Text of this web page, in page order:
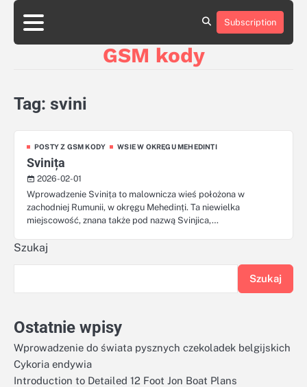
Skip
content
aluminumboatplans.com
dobra-
ujednoznaczniające
aluminumboatplans.com
dobra-
ujednoznaczniające
Kontakt
Kontakt
Subscription
GSM kody
Tag: svini
POSTY Z GSM KODY WSIE W OKRĘGU MEHEDINȚI
Svinița
2026-02-01
Wprowadzenie Svinița to malownicza wieś położona w
zachodniej Rumunii, w okręgu Mehedinți. Ta niewielka
miejscowość, znana także pod nazwą Svinjica,…
Szukaj
Szukaj
Ostatnie wpisy
Wprowadzenie do świata pysznych czekoladek belgijskich
Cykoria endywia
Introduction to Detailed 12 Foot Jon Boat Plans